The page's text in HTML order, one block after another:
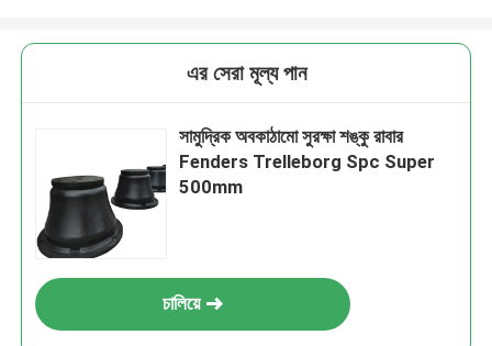
এর সেরা মূল্য পান
সামুদ্রিক অবকাঠামো সুরক্ষা শঙ্কু রাবার
Fenders Trelleborg Spc Super
500mm
চালিয়ে